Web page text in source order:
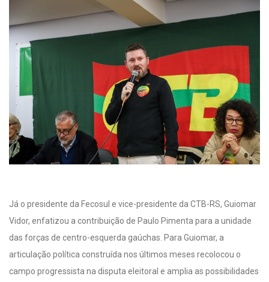
Já o presidente da Fecosul e vice-presidente da CTB-RS, Guiomar
Vidor, enfatizou a contribuição de Paulo Pimenta para a unidade
das forças de centro-esquerda gaúchas. Para Guiomar, a
articulação política construída nos últimos meses recolocou o
campo progressista na disputa eleitoral e amplia as possibilidades